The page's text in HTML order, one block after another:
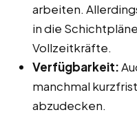
arbeiten.
in die
Vollzeitkräfte.
Verfügbarkeit:
manchmal
abzudecken.